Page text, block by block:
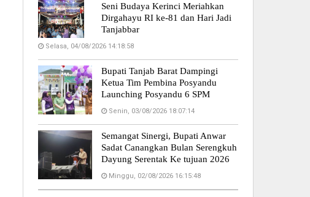
Seni Budaya Kerinci Meriahkan
Dirgahayu RI ke-81 dan Hari Jadi
Tanjabbar
Selasa, 04/08/2026 14:18:58
Bupati Tanjab Barat Dampingi
Ketua Tim Pembina Posyandu
Launching Posyandu 6 SPM
Senin, 03/08/2026 18:07:14
Semangat Sinergi, Bupati Anwar
Sadat Canangkan Bulan Serengkuh
Dayung Serentak Ke tujuan 2026
Minggu, 02/08/2026 16:15:48